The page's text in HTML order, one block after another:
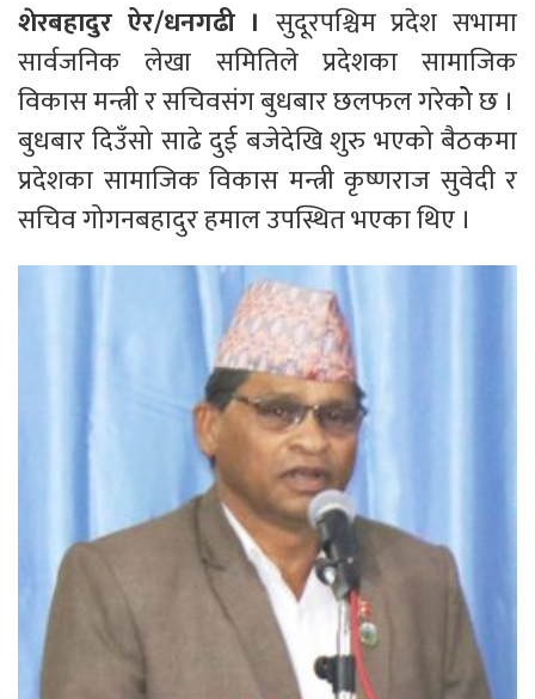
शेरबहादुर ऐर/धनगढी । सुदूरपश्चिम प्रदेश सभामा
सार्वजनिक लेखा समितिले प्रदेशका सामाजिक
विकास मन्त्री र सचिवसंग बुधबार छलफल गरेकोे छ ।
बुधबार दिउँसो साढे दुई बजेदेखि शुरु भएको बैठकमा
प्रदेशका सामाजिक विकास मन्त्री कृष्णराज सुवेदी र
सचिव गोगनबहादुर हमाल उपस्थित भएका थिए ।